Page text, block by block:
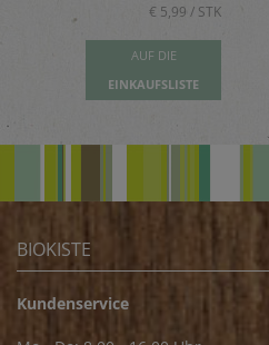
€ 5,99 / STK
AUF DIE
EINKAUFSLISTE
BIOKISTE
Kundenservice